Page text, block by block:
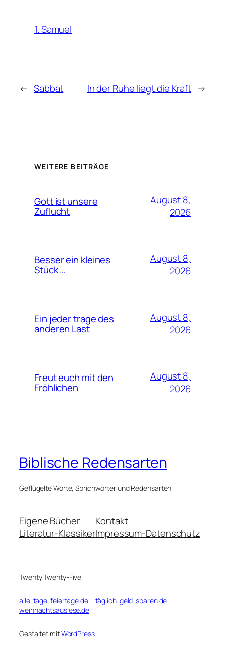
1. Samuel
← Sabbat In der Ruhe liegt die Kraft →
WEITERE BEITRÄGE
Gott ist unsere
Zuflucht
August 8,
2026
Besser ein kleines
Stück …
August 8,
2026
Ein jeder trage des
anderen Last
August 8,
2026
Freut euch mit den
Fröhlichen
August 8,
2026
Biblische Redensarten
Geflügelte Worte, Sprichwörter und Redensarten
Eigene Bücher
Literatur-Klassiker
Kontakt
Impressum-Datenschutz
Twenty Twenty-Five
alle-tage-feiertage.de– täglich-geld-sparen.de–
weihnachtsauslese.de
Gestaltet mitWordPress